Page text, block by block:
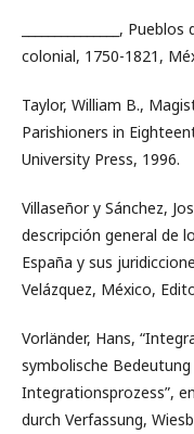
_______________,
colonial, 1750-1821,
Taylor, William B.,
Parishioners in
University Press, 1996.
Villaseñor y Sánchez,
descripción general de
España y sus
Velázquez, México,
Vorländer, Hans,
symbolische
Integrationsprozess”,
durch Verfassung,